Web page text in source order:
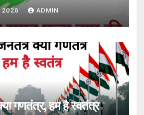
2026 ADMIN
गणतंत्र, हम है स्वतंत्र